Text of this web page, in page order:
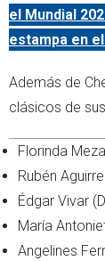
el Mundial
estampa en
Además de
clásicos de
Florinda
Rubén
Édgar Vivar
María
Angelines